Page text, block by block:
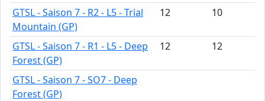
GTSL - Saison 7 - R2 - L5 - Trial
Mountain (GP)
12 10
GTSL - Saison 7 - R1 - L5 - Deep
Forest (GP)
12 12
GTSL - Saison 7 - SO7 - Deep
Forest (GP)